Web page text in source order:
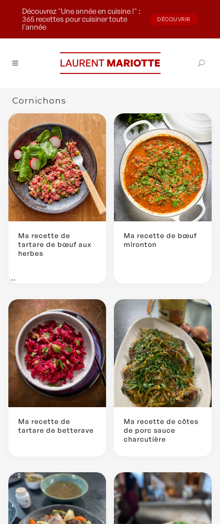
Découvrez "Une année en cuisine !" :
365 recettes pour cuisiner toute
l'année
DÉCOUVRIR
Cornichons
Ma recette de
tartare de bœuf aux
herbes
...
Ma recette de bœuf
mironton
Ma recette de
tartare de betterave
Ma recette de côtes
de porc sauce
charcutière